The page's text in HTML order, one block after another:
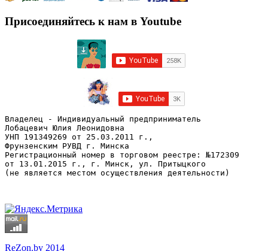
Присоединяйтесь к нам в Youtube
Владелец - Индивидуальный предприниматель
Лобацевич Юлия Леонидовна
УНП 191349269 от 25.03.2011 г.,
Фрунзенским РУВД г. Минска
Регистрационный номер в торговом реестре: №172309
от 13.01.2015 г., г. Минск, ул. Притыцкого
(не является местом осуществления деятельности)
ReZon.by 2014